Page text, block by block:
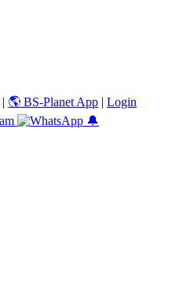
| 🌎 BS-Planet App | Login
🔔